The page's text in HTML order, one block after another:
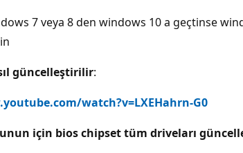
7 veya 8 den windows 10 a geçtinse
güncelleştirilir:
watch?v=LXEHahrn-G0
için bios chipset tüm driveları